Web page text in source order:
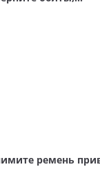
ремень